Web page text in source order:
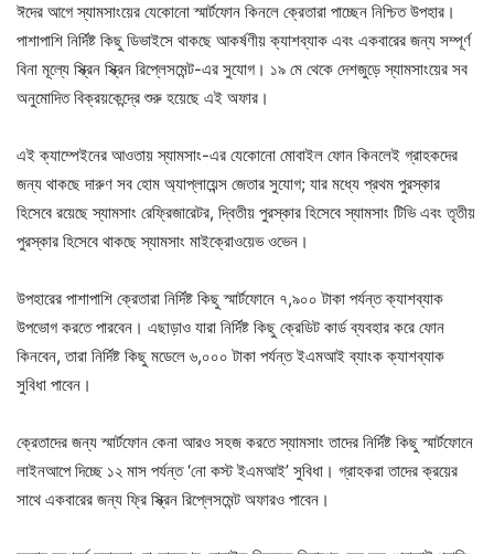
ঈদের আগে স্যামসাংয়ের যেকোনো স্মার্টফোন কিনলে ক্রেতারা পাচ্ছেন নিশ্চিত উপহার।
পাশাপাশি নির্দিষ্ট কিছু ডিভাইসে থাকছে আকর্ষণীয় ক্যাশব্যাক এবং একবারের জন্য সম্পূর্ণ
বিনা মূল্যে স্ক্রিন স্ক্রিন রিপ্লেসমেন্ট-এর সুযোগ। ১৯ মে থেকে দেশজুড়ে স্যামসাংয়ের সব
অনুমোদিত বিক্রয়কেন্দ্রে শুরু হয়েছে এই অফার।
এই ক্যাম্পেইনের আওতায় স্যামসাং-এর যেকোনো মোবাইল ফোন কিনলেই গ্রাহকদের
জন্য থাকছে দারুণ সব হোম অ্যাপ্লায়েন্স জেতার সুযোগ; যার মধ্যে প্রথম পুরস্কার
হিসেবে রয়েছে স্যামসাং রেফ্রিজারেটর, দ্বিতীয় পুরস্কার হিসেবে স্যামসাং টিভি এবং তৃতীয়
পুরস্কার হিসেবে থাকছে স্যামসাং মাইক্রোওয়েভ ওভেন।
উপহারের পাশাপাশি ক্রেতারা নির্দিষ্ট কিছু স্মার্টফোনে ৭,৯০০ টাকা পর্যন্ত ক্যাশব্যাক
উপভোগ করতে পারবেন। এছাড়াও যারা নির্দিষ্ট কিছু ক্রেডিট কার্ড ব্যবহার করে ফোন
কিনবেন, তারা নির্দিষ্ট কিছু মডেলে ৬,০০০ টাকা পর্যন্ত ইএমআই ব্যাংক ক্যাশব্যাক
সুবিধা পাবেন।
ক্রেতাদের জন্য স্মার্টফোন কেনা আরও সহজ করতে স্যামসাং তাদের নির্দিষ্ট কিছু স্মার্টফোনে
লাইনআপে দিচ্ছে ১২ মাস পর্যন্ত ‘নো কস্ট ইএমআই’ সুবিধা। গ্রাহকরা তাদের ক্রয়ের
সাথে একবারের জন্য ফ্রি স্ক্রিন রিপ্লেসমেন্ট অফারও পাবেন।